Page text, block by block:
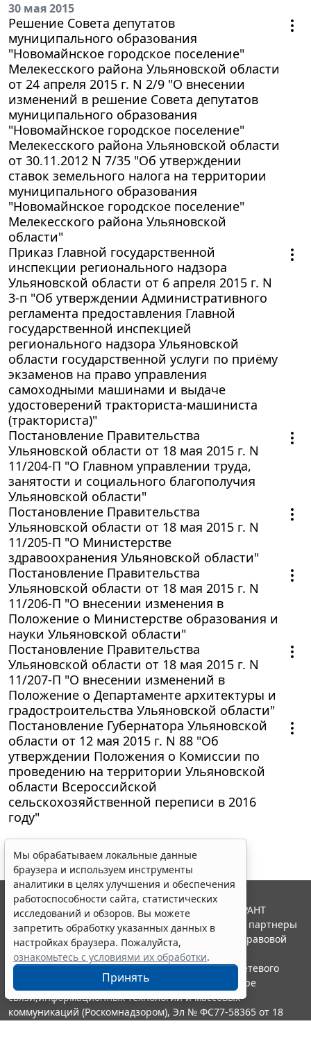
30 мая 2015
Решение Совета депутатов
муниципального образования
"Новомайнское городское поселение"
Мелекесского района Ульяновской области
от 24 апреля 2015 г. N 2/9 "О внесении
изменений в решение Совета депутатов
муниципального образования
"Новомайнское городское поселение"
Мелекесского района Ульяновской области
от 30.11.2012 N 7/35 "Об утверждении
ставок земельного налога на территории
муниципального образования
"Новомайнское городское поселение"
Мелекесского района Ульяновской
области"
Приказ Главной государственной
инспекции регионального надзора
Ульяновской области от 6 апреля 2015 г. N
3-п "Об утверждении Административного
регламента предоставления Главной
государственной инспекцией
регионального надзора Ульяновской
области государственной услуги по приёму
экзаменов на право управления
самоходными машинами и выдаче
удостоверений тракториста-машиниста
(тракториста)"
Постановление Правительства
Ульяновской области от 18 мая 2015 г. N
11/204-П "О Главном управлении труда,
занятости и социального благополучия
Ульяновской области"
Постановление Правительства
Ульяновской области от 18 мая 2015 г. N
11/205-П "О Министерстве
здравоохранения Ульяновской области"
Постановление Правительства
Ульяновской области от 18 мая 2015 г. N
11/206-П "О внесении изменения в
Положение о Министерстве образования и
науки Ульяновской области"
Постановление Правительства
Ульяновской области от 18 мая 2015 г. N
11/207-П "О внесении изменений в
Положение о Департаменте архитектуры и
градостроительства Ульяновской области"
Постановление Губернатора Ульяновской
области от 12 мая 2015 г. N 88 "Об
утверждении Положения о Комиссии по
проведению на территории Ульяновской
области Всероссийской
сельскохозяйственной переписи в 2016
году"
Мы обрабатываем локальные данные
браузера и используем инструменты
аналитики в целях улучшения и обеспечения
работоспособности сайта, статистических
исследований и обзоров. Вы можете
запретить обработку указанных данных в
настройках браузера. Пожалуйста,
ознакомьтесь с условиями их обработки.
Принять
© ООО "НПП "ГАРАНТ-СЕРВИС", 2026. Система ГАРАНТ
выпускается с 1990 года. Компания "Гарант" и ее партнеры
являются участниками Российской ассоциации правовой
информации ГАРАНТ.
Портал ГАРАНТ.РУ зарегистрирован в качестве сетевого
издания Федеральной службой по надзору в сфере
связи,информационных технологий и массовых
коммуникаций (Роскомнадзором), Эл № ФС77-58365 от 18